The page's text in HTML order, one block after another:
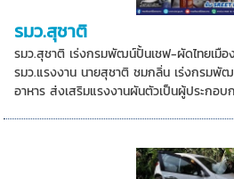
รมว.สุชาติ
รมว.สุชาติ เร่งกรมพัฒน์ปั้นเชฟ-ผัดไทยเมื
รมว.แรงงาน นายสุชาติ ชมกลิ่น เร่งกรมพั
อาหาร ส่งเสริมแรงงานผันตัวเป็นผู้ประกอบ